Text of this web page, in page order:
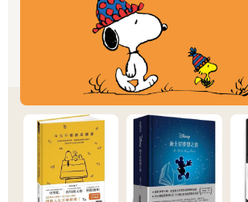
福湧流的一刻，或許是聽見枝頭的小鳥唱歌
任務，或甚至只是和一位同伴分享一塊又乾
一般人總以為，生命最美好的時刻是發生在
欲、輕鬆自在的時候，如果我們願意付出努
找到快樂的機會確實比較高。但是最美好的
一個人有意地將身體或心智能力發揮到極限
或有價值的事時。最優體驗是需要靠我們去
說，可能是用顫抖的手把最後一塊積木擺上
高的高
塔；對游泳選手來說，可能是盡全力創下紀
琴手，可能是練成了一段極困難的樂章時。